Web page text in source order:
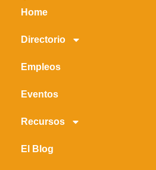
Home
Directorio
Empleos
Eventos
Recursos
El Blog